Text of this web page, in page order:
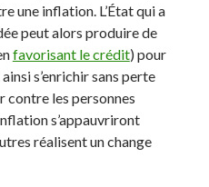
une inflation. L’État qui a
peut alors produire de
favorisant le crédit) pour
s’enrichir sans perte
contre les personnes
s’appauvriront
réalisent un change